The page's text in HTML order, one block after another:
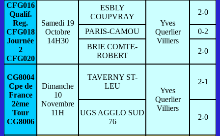
CFG016
Qualif.
Reg.
CFG018
Journée
2
CFG020
Samedi 19
Octobre
14H30
ESBLY
COUPVRAY
Yves
Querlier
Villiers
2-0
PARIS-CAMOU
0-2
BRIE COMTE-
ROBERT
2-0
CG8004
Cpe de
France
2ème
Tour
CG8006
Dimanche
10
Novembre
11H
TAVERNY ST-
LEU
Yves
Querlier
Villiers
2-1
UGS AGGLO SUD
76
2-0